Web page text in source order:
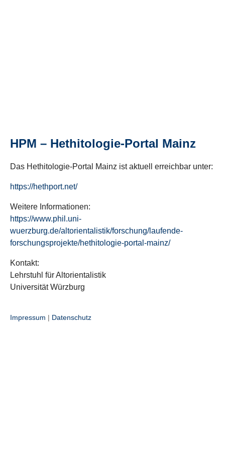
HPM – Hethitologie-Portal Mainz
Das Hethitologie-Portal Mainz ist aktuell erreichbar unter:
https://hethport.net/
Weitere Informationen:
https://www.phil.uni-
wuerzburg.de/altorientalistik/forschung/laufende-
forschungsprojekte/hethitologie-portal-mainz/
Kontakt:
Lehrstuhl für Altorientalistik
Universität Würzburg
Impressum | Datenschutz